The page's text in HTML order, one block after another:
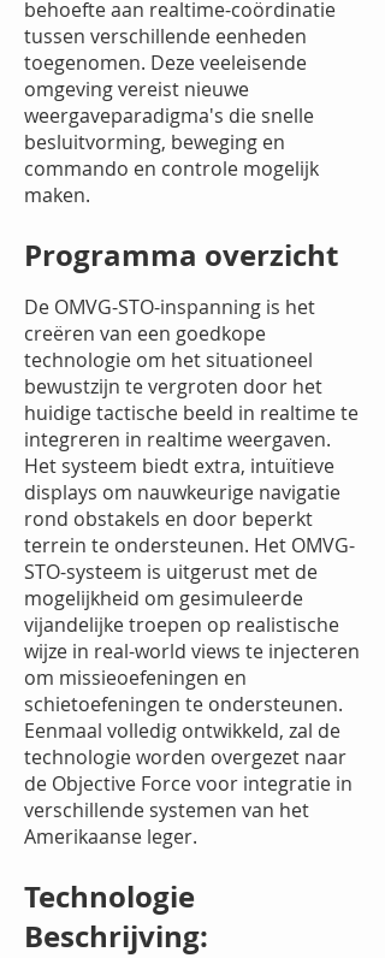
behoefte aan realtime-coördinatie
tussen verschillende eenheden
toegenomen. Deze veeleisende
omgeving vereist nieuwe
weergaveparadigma's die snelle
besluitvorming, beweging en
commando en controle mogelijk
maken.
Programma overzicht
De OMVG-STO-inspanning is het
creëren van een goedkope
technologie om het situationeel
bewustzijn te vergroten door het
huidige tactische beeld in realtime te
integreren in realtime weergaven.
Het systeem biedt extra, intuïtieve
displays om nauwkeurige navigatie
rond obstakels en door beperkt
terrein te ondersteunen. Het OMVG-
STO-systeem is uitgerust met de
mogelijkheid om gesimuleerde
vijandelijke troepen op realistische
wijze in real-world views te injecteren
om missieoefeningen en
schietoefeningen te ondersteunen.
Eenmaal volledig ontwikkeld, zal de
technologie worden overgezet naar
de Objective Force voor integratie in
verschillende systemen van het
Amerikaanse leger.
Technologie
Beschrijving: